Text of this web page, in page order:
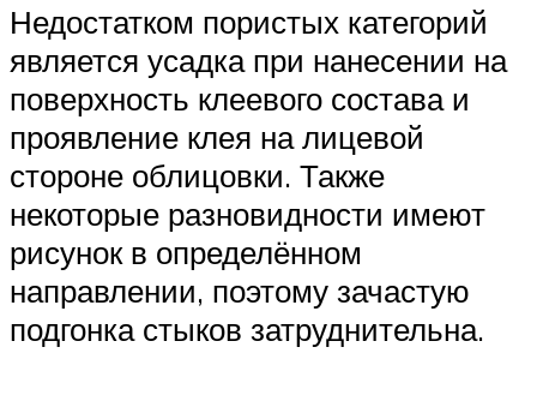
Недостатком пористых категорий
является усадка при нанесении на
поверхность клеевого состава и
проявление клея на лицевой
стороне облицовки. Также
некоторые разновидности имеют
рисунок в определённом
направлении, поэтому зачастую
подгонка стыков затруднительна.